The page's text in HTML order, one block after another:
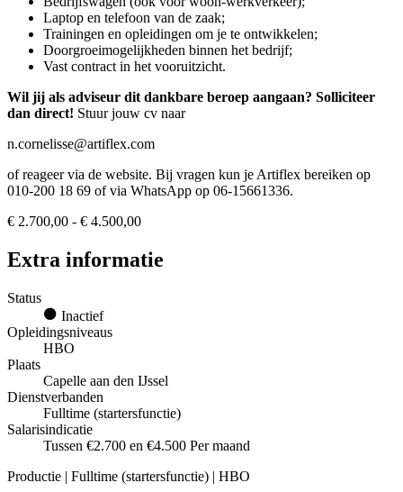
Laptop en telefoon van de zaak;
Trainingen en opleidingen om je te ontwikkelen;
Doorgroeimogelijkheden binnen het bedrijf;
Vast contract in het vooruitzicht.
Wil jij als adviseur dit dankbare beroep aangaan? Solliciteer
dan direct! Stuur jouw cv naar
n.cornelisse@artiflex.com
of reageer via de website. Bij vragen kun je Artiflex bereiken op
010-200 18 69 of via WhatsApp op 06-15661336.
€ 2.700,00 - € 4.500,00
Extra informatie
Status
Inactief
Opleidingsniveaus
HBO
Plaats
Capelle aan den IJssel
Dienstverbanden
Fulltime (startersfunctie)
Salarisindicatie
Tussen €2.700 en €4.500 Per maand
Productie | Fulltime (startersfunctie) | HBO